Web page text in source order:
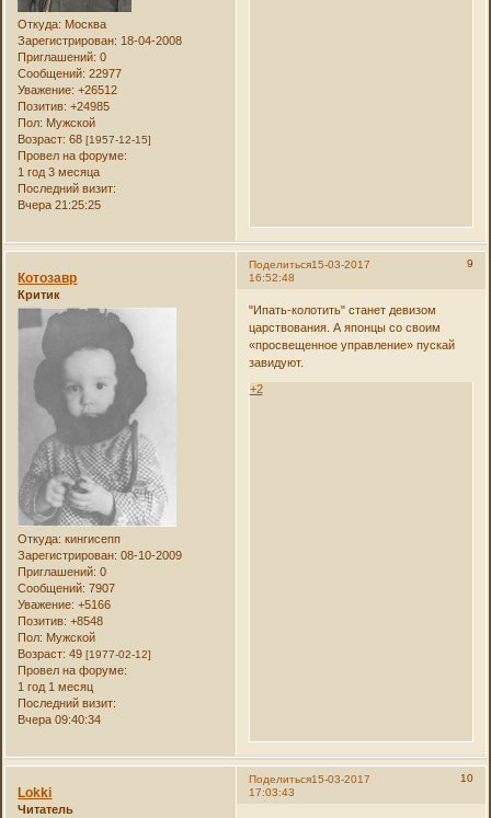
Откуда: Москва
Зарегистрирован: 18-04-2008
Приглашений: 0
Сообщений: 22977
Уважение: +26512
Позитив: +24985
Пол: Мужской
Возраст: 68[1957-12-15]
Провел на форуме:
1 год 3 месяца
Последний визит:
Вчера 21:25:25
Поделиться 9
15-03-2017
16:52:48
Котозавр
Критик
Откуда: кингисепп
Зарегистрирован: 08-10-2009
Приглашений: 0
Сообщений: 7907
Уважение: +5166
Позитив: +8548
Пол: Мужской
Возраст: 49[1977-02-12]
Провел на форуме:
1 год 1 месяц
Последний визит:
Вчера 09:40:34
"Ипать-колотить" станет девизом
царствования. А японцы со своим
«просвещенное управление» пускай
завидуют.
+2
Поделиться 10
15-03-2017
17:03:43
Lokki
Читатель